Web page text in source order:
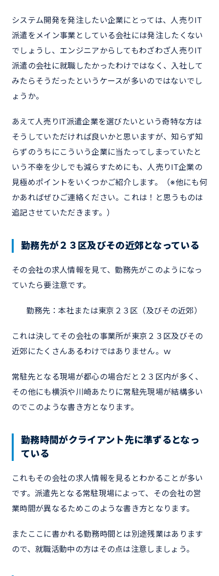
システム開発を発注したい企業にとっては、人売りIT
派遣をメイン事業としている会社には発注したくない
でしょうし、エンジニアからしてもわざわざ人売りIT
派遣の会社に就職したかったわけではなく、入社して
みたらそうだったというケースが多いのではないでし
ょうか。
あえて人売りIT派遣企業を選びたいという奇特な方は
そうしていただければ良いかと思いますが、知らず知
らずのうちにこういう企業に当たってしまっていたと
いう不幸を少しでも減らすためにも、人売りIT企業の
見極めポイントをいくつかご紹介します。（※他にも何
かあればぜひご連絡ください。これは！と思うものは
追記させていただきます。）
勤務先が２３区及びその近郊となっている
その会社の求人情報を見て、勤務先がこのようになっ
ていたら要注意です。
勤務先：本社または東京２３区（及びその近郊）
これは決してその会社の事業所が東京２３区及びその
近郊にたくさんあるわけではありません。ｗ
常駐先となる現場が都心の場合だと２３区内が多く、
その他にも横浜や川崎あたりに常駐先現場が結構多い
のでこのような書き方となります。
勤務時間がクライアント先に準ずるとなっ
ている
これもその会社の求人情報を見るとわかることが多い
です。派遣先となる常駐現場によって、その会社の営
業時間が異なるためこのような書き方となります。
またここに書かれる勤務時間とは別途残業はあります
ので、就職活動中の方はその点は注意しましょう。